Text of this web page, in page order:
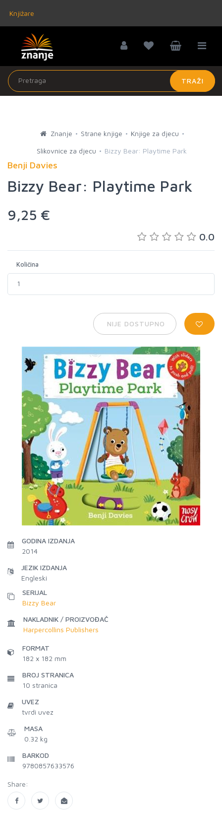
Knjižare
TRAŽI
Znanje Strane knjige Knjige za djecu
Slikovnice za djecu Bizzy Bear: Playtime Park
Benji Davies
Bizzy Bear: Playtime Park
9,25 €
0.0
Količina
NIJE DOSTUPNO
GODINA IZDANJA
2014
JEZIK IZDANJA
Engleski
SERIJAL
Bizzy Bear
NAKLADNIK / PROIZVOĐAČ
Harpercollins Publishers
FORMAT
182 x 182 mm
BROJ STRANICA
10 stranica
UVEZ
tvrdi uvez
MASA
0.32 kg
BARKOD
9780857633576
Share: